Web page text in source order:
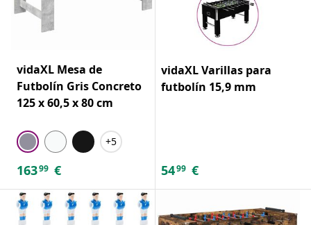
vidaXL Mesa de
Futbolín Gris Concreto
125 x 60,5 x 80 cm
+5
16399 €
vidaXL Varillas para
futbolín 15,9 mm
5499 €